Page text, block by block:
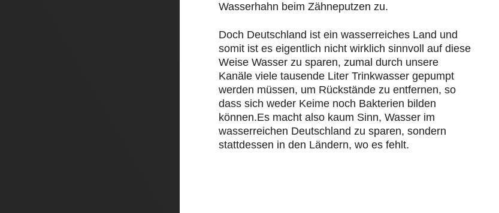
Wasserhahn beim Zähneputzen zu.
Doch Deutschland ist ein wasserreiches Land und
somit ist es eigentlich nicht wirklich sinnvoll auf diese
Weise Wasser zu sparen, zumal durch unsere
Kanäle viele tausende Liter Trinkwasser gepumpt
werden müssen, um Rückstände zu entfernen, so
dass sich weder Keime noch Bakterien bilden
können.Es macht also kaum Sinn, Wasser im
wasserreichen Deutschland zu sparen, sondern
stattdessen in den Ländern, wo es fehlt.